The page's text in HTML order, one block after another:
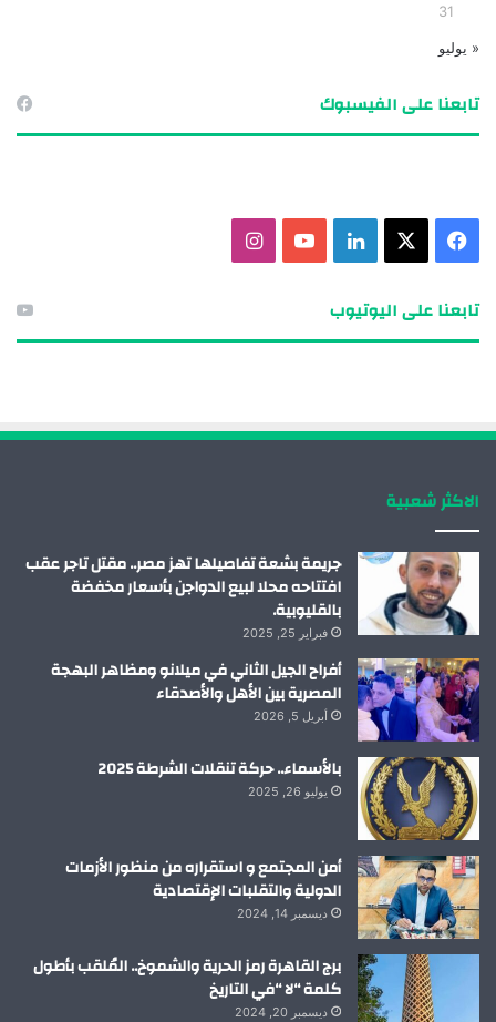
31
« يوليو
تابعنا على الفيسبوك
م
تابعنا على اليوتيوب
الاكثر شعبية
جريمة بشعة تفاصيلها تهز مصر.. مقتل تاجر عقب
افتتاحه محلا لبيع الدواجن بأسعار مخفضة
بالقليوبية.
فبراير 25, 2025
أفراح الجيل الثاني في ميلانو ومظاهر البهجة
المصرية بين الأهل والأصدقاء
أبريل 5, 2026
بالأسماء.. حركة تنقلات الشرطة 2025
يوليو 26, 2025
أمن المجتمع و استقراره من منظور الأزمات
الدولية والتقلبات الإقتصادية
ديسمبر 14, 2024
برج القاهرة رمز الحرية والشموخ.. المُلقب بأطول
كلمة “لا “في التاريخ
ديسمبر 20, 2024